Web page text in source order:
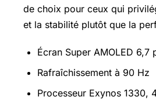
de choix pour ceux qui
et la stabilité plutôt que la
Écran Super AMOLED 6,7
Rafraîchissement à 90 Hz
Processeur Exynos 1330,